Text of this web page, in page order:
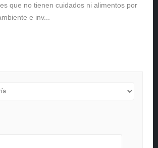
que no tienen cuidados ni alimentos por
e inv...